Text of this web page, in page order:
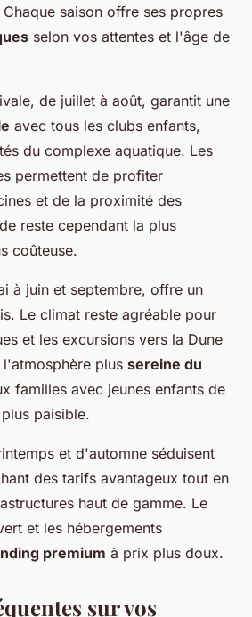
saison offre ses propres
selon vos attentes et l'âge de
de juillet à août, garantit une
avec tous les clubs enfants,
du complexe aquatique. Les
permettent de profiter
et de la proximité des
reste cependant la plus
coûteuse.
à juin et septembre, offre un
Le climat reste agréable pour
et les excursions vers la Dune
plus sereine du
familles avec jeunes enfants de
paisible.
et d'automne séduisent
des tarifs avantageux tout en
haut de gamme. Le
et les hébergements
premium à prix plus doux.
sur vos